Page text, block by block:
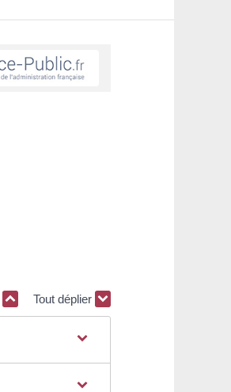
Tout déplier